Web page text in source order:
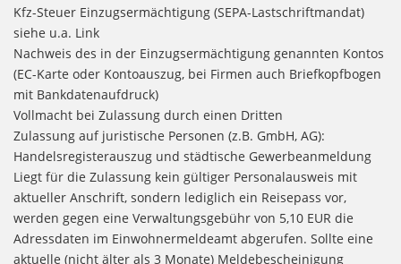
Kfz-Steuer Einzugsermächtigung (SEPA-Lastschriftmandat)
siehe u.a. Link
Nachweis des in der Einzugsermächtigung genannten Kontos
(EC-Karte oder Kontoauszug, bei Firmen auch Briefkopfbogen
mit Bankdatenaufdruck)
Vollmacht bei Zulassung durch einen Dritten
Zulassung auf juristische Personen (z.B. GmbH, AG):
Handelsregisterauszug und städtische Gewerbeanmeldung
Liegt für die Zulassung kein gültiger Personalausweis mit
aktueller Anschrift, sondern lediglich ein Reisepass vor,
werden gegen eine Verwaltungsgebühr von 5,10 EUR die
Adressdaten im Einwohnermeldeamt abgerufen. Sollte eine
aktuelle (nicht älter als 3 Monate) Meldebescheinigung